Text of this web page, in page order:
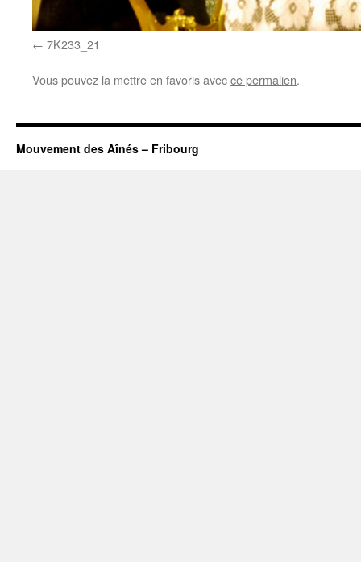
7K233_21
Vous pouvez la mettre en favoris avecce permalien.
Mouvement des Aînés – Fribourg